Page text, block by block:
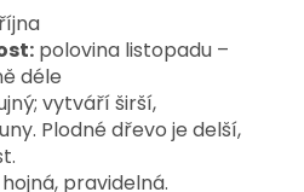
polovina listopadu –
déle
vytváří širší,
Plodné dřevo je delší,
pravidelná.